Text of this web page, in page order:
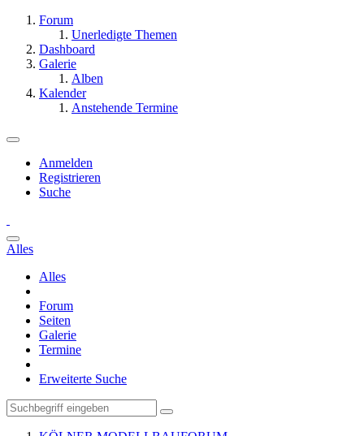
Forum
Unerledigte Themen
Dashboard
Galerie
Alben
Kalender
Anstehende Termine
Anmelden
Registrieren
Suche
Alles
Alles
Forum
Seiten
Galerie
Termine
Erweiterte Suche